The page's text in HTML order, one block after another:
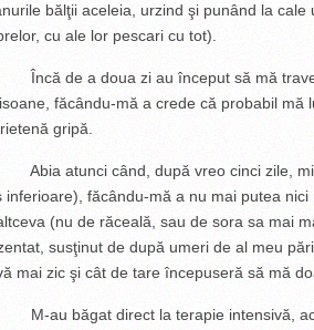
bălţii aceleia, urzind şi punând la
cu ale lor pescari cu tot).
de a doua zi au început să mă
făcându-mă a crede că probabil mă
gripă.
atunci când, după vreo cinci zile, mi-
inferioare), făcându-mă a nu mai putea
(nu de răceală, sau de sora sa mai
susţinut de după umeri de al meu
mai zic şi cât de tare începuseră să mă
băgat direct la terapie intensivă,